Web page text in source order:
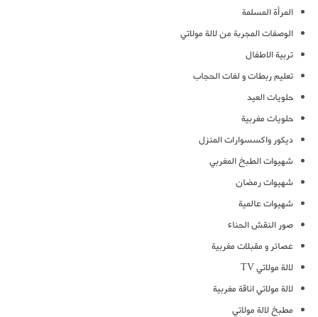
المرأة المسلمة
الوصفات المجربة من لالة مولاتي
تربية الاطفال
تعليم ربطات و لفات الحجاب
حلويات العيد
حلويات مغربية
ديكور واكسسوارات المنزل
شهيوات الطبخ المغربي
شهيوات رمضان
شهيوات عالمية
صور النقش الحناء
عصائر و مقبلات مغربية
لالة مولاتي TV
لالة مولاتي اناقة مغربية
مطبخ لالة مولاتي